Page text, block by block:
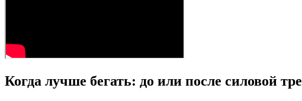
Когда лучше бегать: до или после силовой